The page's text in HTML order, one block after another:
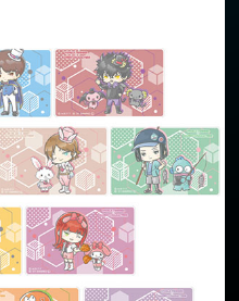
キャラクター